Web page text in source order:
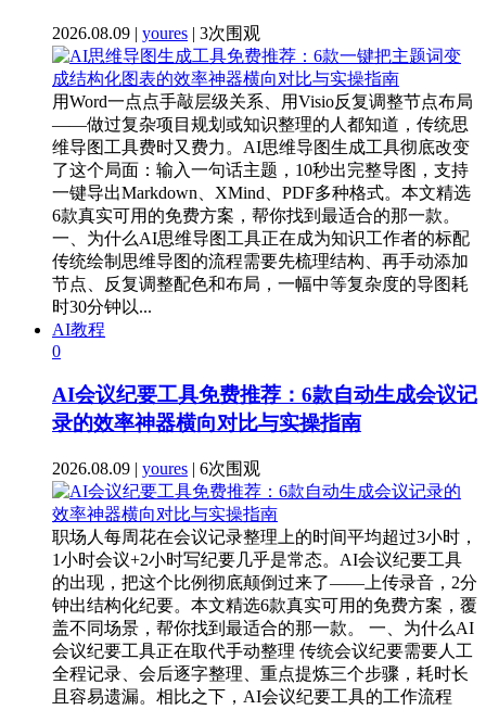
2026.08.09 | youres | 3次围观
用Word一点点手敲层级关系、用Visio反复调整节点布局
——做过复杂项目规划或知识整理的人都知道，传统思
维导图工具费时又费力。AI思维导图生成工具彻底改变
了这个局面：输入一句话主题，10秒出完整导图，支持
一键导出Markdown、XMind、PDF多种格式。本文精选
6款真实可用的免费方案，帮你找到最适合的那一款。
一、为什么AI思维导图工具正在成为知识工作者的标配
传统绘制思维导图的流程需要先梳理结构、再手动添加
节点、反复调整配色和布局，一幅中等复杂度的导图耗
时30分钟以...
AI教程
0
AI会议纪要工具免费推荐：6款自动生成会议记
录的效率神器横向对比与实操指南
2026.08.09 | youres | 6次围观
职场人每周花在会议记录整理上的时间平均超过3小时，
1小时会议+2小时写纪要几乎是常态。AI会议纪要工具
的出现，把这个比例彻底颠倒过来了——上传录音，2分
钟出结构化纪要。本文精选6款真实可用的免费方案，覆
盖不同场景，帮你找到最适合的那一款。 一、为什么AI
会议纪要工具正在取代手动整理 传统会议纪要需要人工
全程记录、会后逐字整理、重点提炼三个步骤，耗时长
且容易遗漏。相比之下，AI会议纪要工具的工作流程